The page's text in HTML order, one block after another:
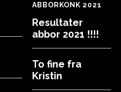
ABBORKONK 2021
Resultater
abbor 2021 !!!!
To fine fra
Kristin